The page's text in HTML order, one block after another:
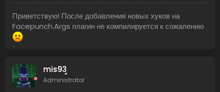
Приветствую! После добавления новых хуков на
Facepunch.Args плагин не компилируется к сожалению
mis93
Administrator